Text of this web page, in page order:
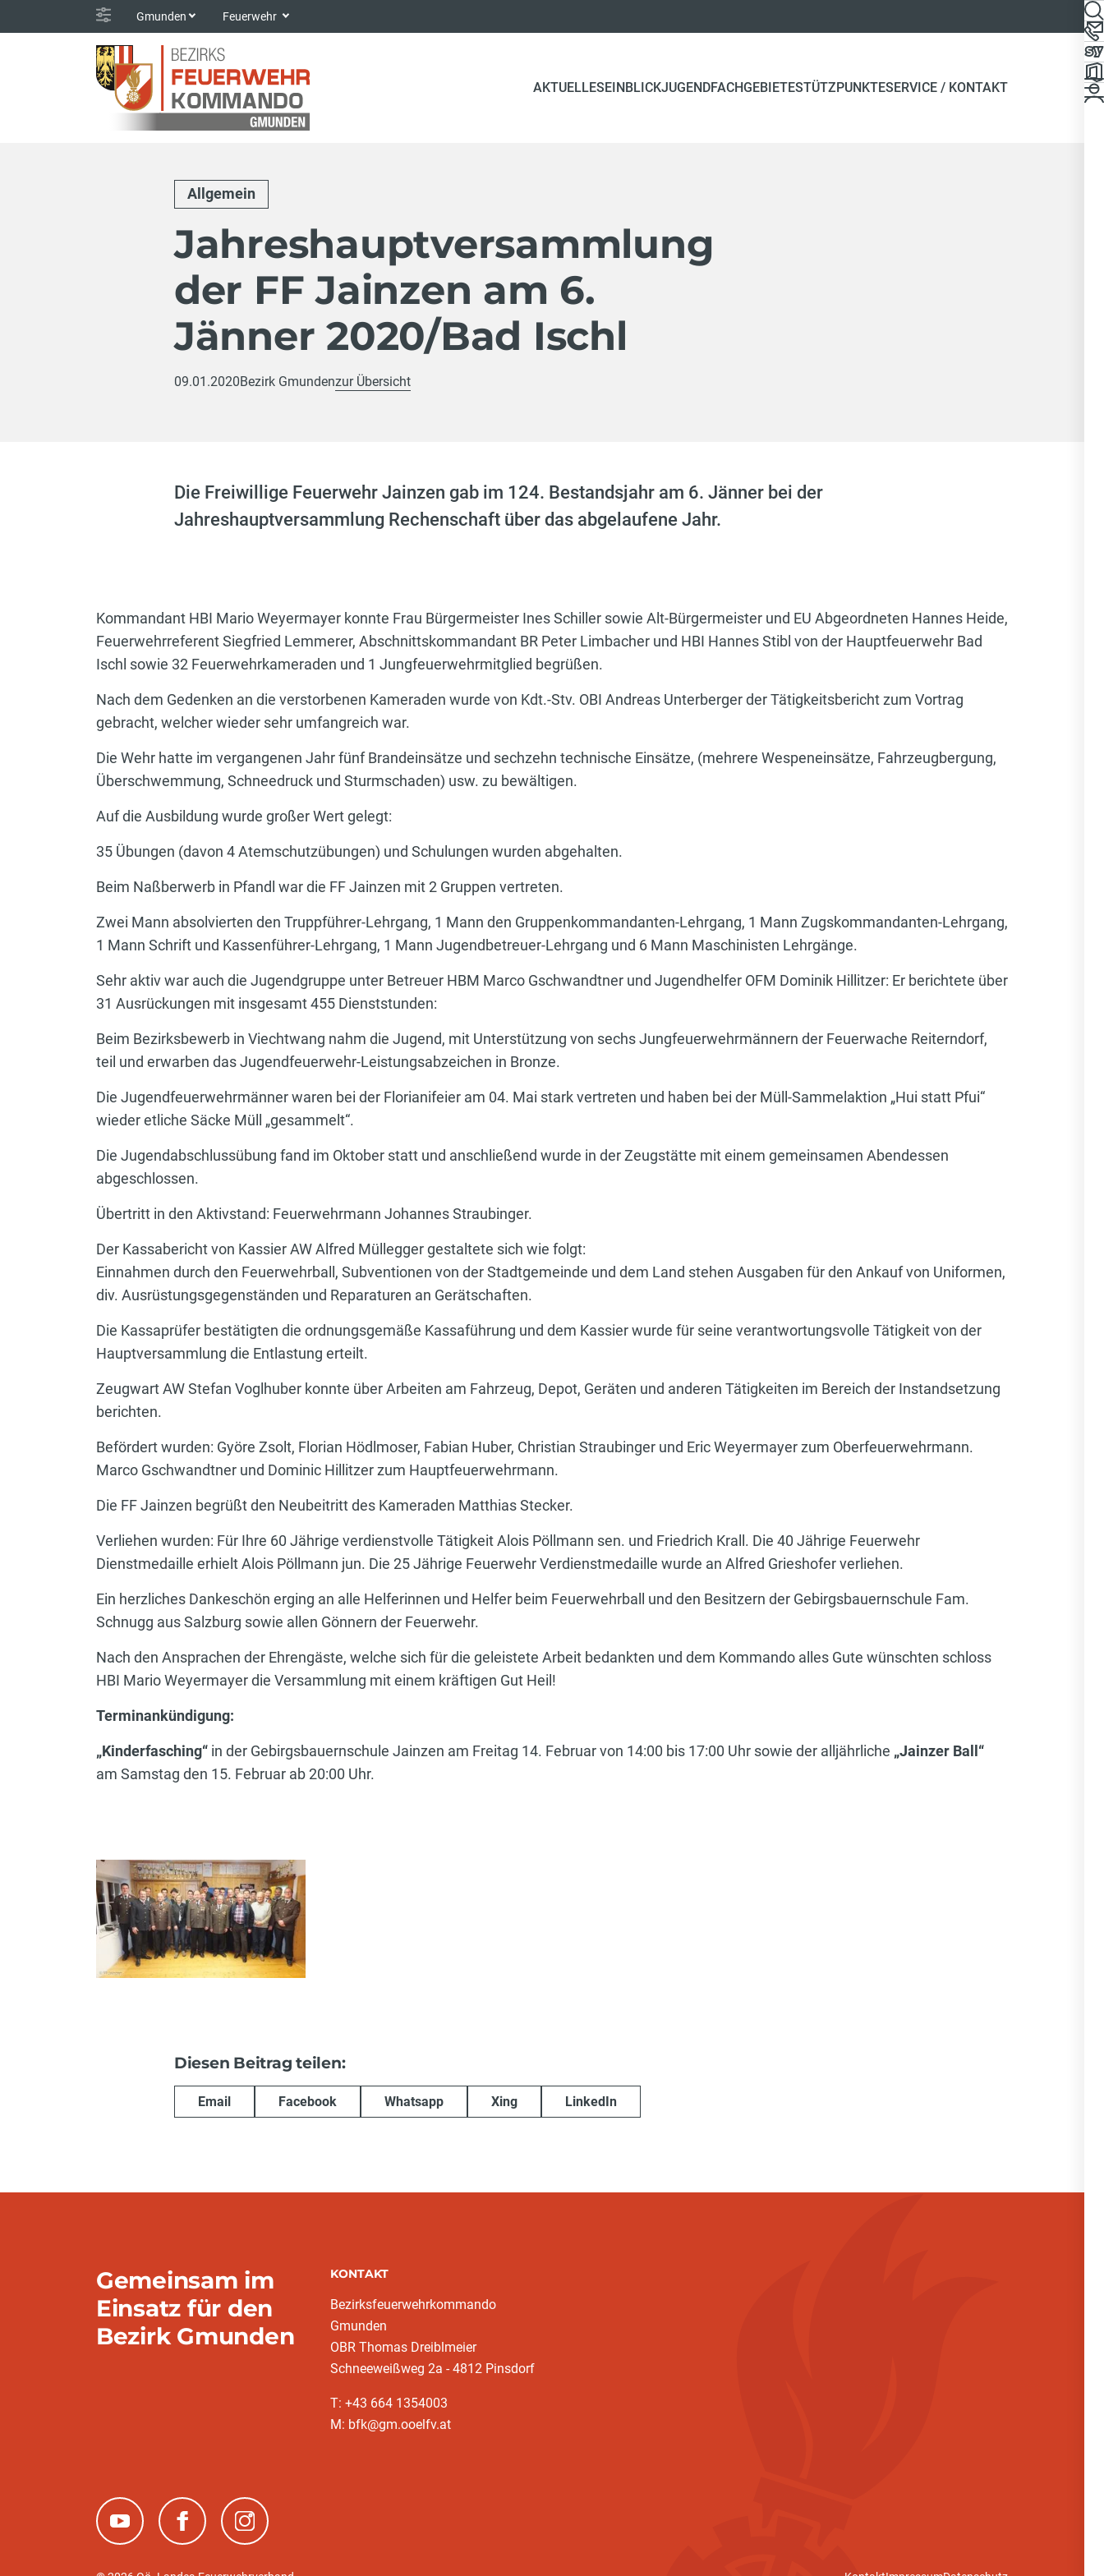
Gmunden Feuerwehr
AKTUELLESEINBLICKJUGENDFACHGEBIETESTÜTZPUNKTESERVICE / KONTAKT
Allgemein
Jahreshauptversammlung
der FF Jainzen am 6.
Jänner 2020/Bad Ischl
09.01.2020Bezirk Gmundenzur Übersicht
Die Freiwillige Feuerwehr Jainzen gab im 124. Bestandsjahr am 6. Jänner bei der
Jahreshauptversammlung Rechenschaft über das abgelaufene Jahr.
Kommandant HBI Mario Weyermayer konnte Frau Bürgermeister Ines Schiller sowie Alt-Bürgermeister und EU Abgeordneten Hannes Heide,
Feuerwehrreferent Siegfried Lemmerer, Abschnittskommandant BR Peter Limbacher und HBI Hannes Stibl von der Hauptfeuerwehr Bad
Ischl sowie 32 Feuerwehrkameraden und 1 Jungfeuerwehrmitglied begrüßen.
Nach dem Gedenken an die verstorbenen Kameraden wurde von Kdt.-Stv. OBI Andreas Unterberger der Tätigkeitsbericht zum Vortrag
gebracht, welcher wieder sehr umfangreich war.
Die Wehr hatte im vergangenen Jahr fünf Brandeinsätze und sechzehn technische Einsätze, (mehrere Wespeneinsätze, Fahrzeugbergung,
Überschwemmung, Schneedruck und Sturmschaden) usw. zu bewältigen.
Auf die Ausbildung wurde großer Wert gelegt:
35 Übungen (davon 4 Atemschutzübungen) und Schulungen wurden abgehalten.
Beim Naßberwerb in Pfandl war die FF Jainzen mit 2 Gruppen vertreten.
Zwei Mann absolvierten den Truppführer-Lehrgang, 1 Mann den Gruppenkommandanten-Lehrgang, 1 Mann Zugskommandanten-Lehrgang,
1 Mann Schrift und Kassenführer-Lehrgang, 1 Mann Jugendbetreuer-Lehrgang und 6 Mann Maschinisten Lehrgänge.
Sehr aktiv war auch die Jugendgruppe unter Betreuer HBM Marco Gschwandtner und Jugendhelfer OFM Dominik Hillitzer: Er berichtete über
31 Ausrückungen mit insgesamt 455 Dienststunden:
Beim Bezirksbewerb in Viechtwang nahm die Jugend, mit Unterstützung von sechs Jungfeuerwehrmännern der Feuerwache Reiterndorf,
teil und erwarben das Jugendfeuerwehr-Leistungsabzeichen in Bronze.
Die Jugendfeuerwehrmänner waren bei der Florianifeier am 04. Mai stark vertreten und haben bei der Müll-Sammelaktion „Hui statt Pfui“
wieder etliche Säcke Müll „gesammelt“.
Die Jugendabschlussübung fand im Oktober statt und anschließend wurde in der Zeugstätte mit einem gemeinsamen Abendessen
abgeschlossen.
Übertritt in den Aktivstand: Feuerwehrmann Johannes Straubinger.
Der Kassabericht von Kassier AW Alfred Müllegger gestaltete sich wie folgt:
Einnahmen durch den Feuerwehrball, Subventionen von der Stadtgemeinde und dem Land stehen Ausgaben für den Ankauf von Uniformen,
div. Ausrüstungsgegenständen und Reparaturen an Gerätschaften.
Die Kassaprüfer bestätigten die ordnungsgemäße Kassaführung und dem Kassier wurde für seine verantwortungsvolle Tätigkeit von der
Hauptversammlung die Entlastung erteilt.
Zeugwart AW Stefan Voglhuber konnte über Arbeiten am Fahrzeug, Depot, Geräten und anderen Tätigkeiten im Bereich der Instandsetzung
berichten.
Befördert wurden: Györe Zsolt, Florian Hödlmoser, Fabian Huber, Christian Straubinger und Eric Weyermayer zum Oberfeuerwehrmann.
Marco Gschwandtner und Dominic Hillitzer zum Hauptfeuerwehrmann.
Die FF Jainzen begrüßt den Neubeitritt des Kameraden Matthias Stecker.
Verliehen wurden: Für Ihre 60 Jährige verdienstvolle Tätigkeit Alois Pöllmann sen. und Friedrich Krall. Die 40 Jährige Feuerwehr
Dienstmedaille erhielt Alois Pöllmann jun. Die 25 Jährige Feuerwehr Verdienstmedaille wurde an Alfred Grieshofer verliehen.
Ein herzliches Dankeschön erging an alle Helferinnen und Helfer beim Feuerwehrball und den Besitzern der Gebirgsbauernschule Fam.
Schnugg aus Salzburg sowie allen Gönnern der Feuerwehr.
Nach den Ansprachen der Ehrengäste, welche sich für die geleistete Arbeit bedankten und dem Kommando alles Gute wünschten schloss
HBI Mario Weyermayer die Versammlung mit einem kräftigen Gut Heil!
Terminankündigung:
„Kinderfasching“ in der Gebirgsbauernschule Jainzen am Freitag 14. Februar von 14:00 bis 17:00 Uhr sowie der alljährliche „Jainzer Ball“
am Samstag den 15. Februar ab 20:00 Uhr.
Diesen Beitrag teilen:
Email Facebook Whatsapp Xing LinkedIn
Gemeinsam im
Einsatz für den
Bezirk Gmunden
KONTAKT
Bezirksfeuerwehrkommando
Gmunden
OBR Thomas Dreiblmeier
Schneeweißweg 2a - 4812 Pinsdorf
T: +43 664 1354003
M: bfk@gm.ooelfv.at
(neues Fenster)(neues Fenster)(neues Fenster)